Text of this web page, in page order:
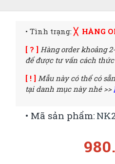
• Mã sản phẩm:
• Tình trạng:╳ HÀNG
[ ? ] Hàng order khoảng
để được tư vấn cách
[ ! ] Mẫu này có thể có
tại danh mục này nhé >>